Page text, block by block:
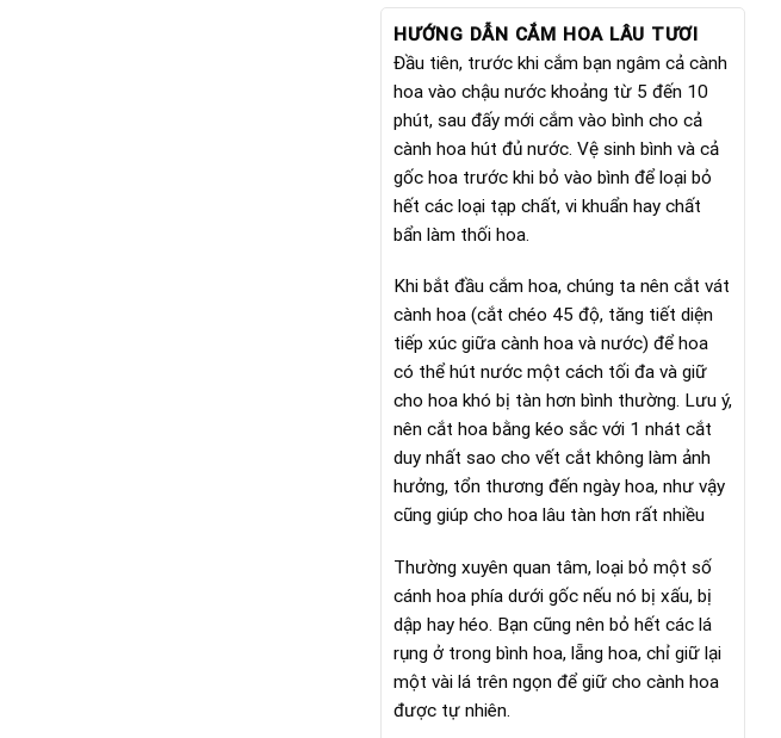
HƯỚNG DẪN CẮM HOA LÂU TƯƠI
Đầu tiên, trước khi cắm bạn ngâm cả cành
hoa vào chậu nước khoảng từ 5 đến 10
phút, sau đấy mới cắm vào bình cho cả
cành hoa hút đủ nước. Vệ sinh bình và cả
gốc hoa trước khi bỏ vào bình để loại bỏ
hết các loại tạp chất, vi khuẩn hay chất
bẩn làm thối hoa.
Khi bắt đầu cắm hoa, chúng ta nên cắt vát
cành hoa (cắt chéo 45 độ, tăng tiết diện
tiếp xúc giữa cành hoa và nước) để hoa
có thể hút nước một cách tối đa và giữ
cho hoa khó bị tàn hơn bình thường. Lưu ý,
nên cắt hoa bằng kéo sắc với 1 nhát cắt
duy nhất sao cho vết cắt không làm ảnh
hưởng, tổn thương đến ngày hoa, như vậy
cũng giúp cho hoa lâu tàn hơn rất nhiều
Thường xuyên quan tâm, loại bỏ một số
cánh hoa phía dưới gốc nếu nó bị xấu, bị
dập hay héo. Bạn cũng nên bỏ hết các lá
rụng ở trong bình hoa, lẵng hoa, chỉ giữ lại
một vài lá trên ngọn để giữ cho cành hoa
được tự nhiên.